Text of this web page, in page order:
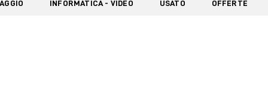
INFORMATICA - VIDEO USATO OFFERTE